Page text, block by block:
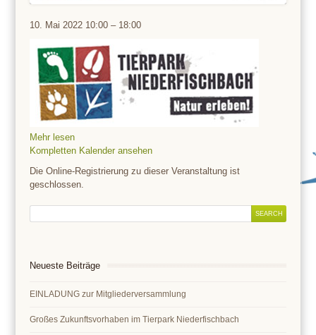
Tierpark
10. Mai 2022 10:00 – 18:00
Mehr lesen
Kompletten Kalender ansehen
Die Online-Registrierung zu dieser Veranstaltung ist
geschlossen.
Neueste Beiträge
EINLADUNG zur Mitgliederversammlung
Großes Zukunftsvorhaben im Tierpark Niederfischbach